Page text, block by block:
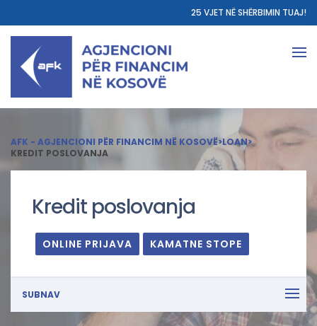
25 VJET NË SHËRBIMIN TUAJ!
AFK - AGJENCIONI PËR FINANCIM NË KOSOVË>LOAN>
KREDIT POSLOVANJA
Kredit poslovanja
ONLINE PRIJAVA KAMATNE STOPE
SUBNAV